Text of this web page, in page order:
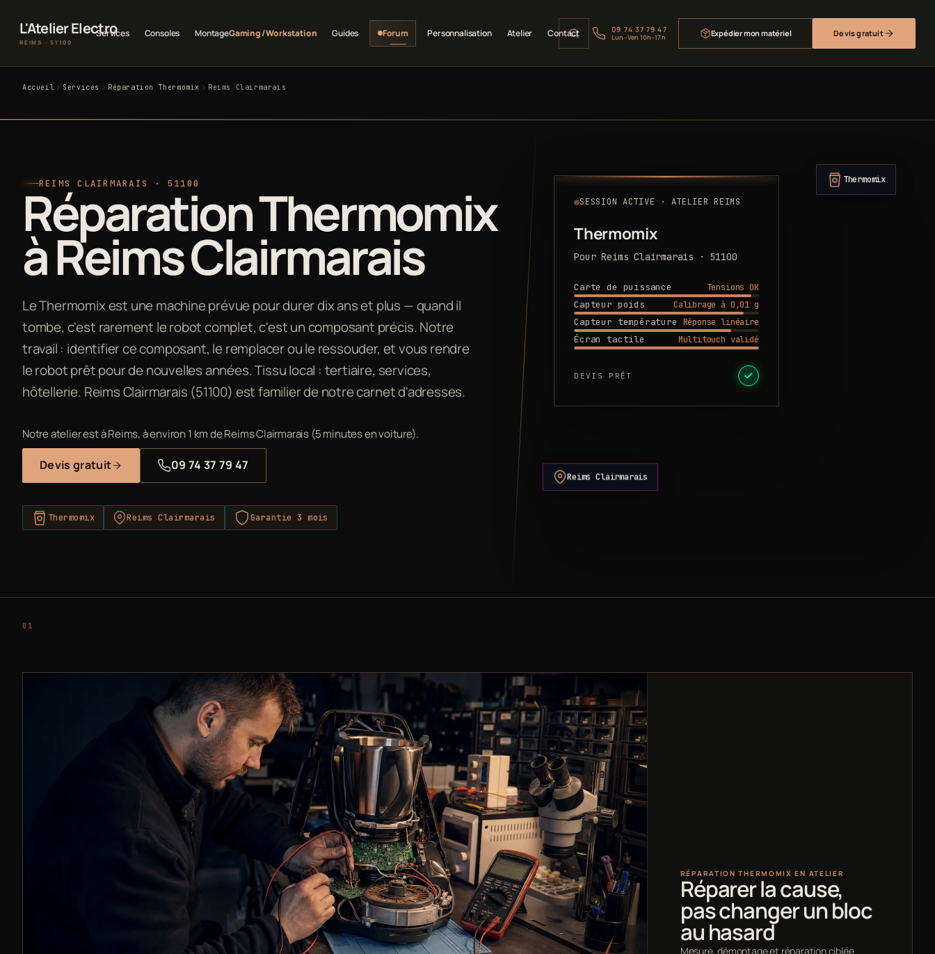
L'Atelier Electro
REIMS · 51100
Services Consoles MontageGaming / Workstation Guides Forum Personnalisation Atelier Contact 09 74 37 79 47
Lun–Ven 10h–17h Expédier mon matériel Devis gratuit
Accueil Services Réparation Thermomix Reims Clairmarais
REIMS CLAIRMARAIS · 51100
Réparation Thermomix
à Reims Clairmarais
Le Thermomix est une machine prévue pour durer dix ans et plus — quand il
tombe, c'est rarement le robot complet, c'est un composant précis. Notre
travail : identifier ce composant, le remplacer ou le ressouder, et vous rendre
le robot prêt pour de nouvelles années. Tissu local : tertiaire, services,
hôtellerie. Reims Clairmarais (51100) est familier de notre carnet d'adresses.
Notre atelier est à Reims, à environ 1 km de Reims Clairmarais (5 minutes en voiture).
Devis gratuit 09 74 37 79 47
Thermomix Reims Clairmarais Garantie 3 mois
SESSION ACTIVE · ATELIER REIMS
Thermomix
Pour Reims Clairmarais · 51100
Carte de puissance
Tensions OK
Capteur poids
Calibrage à 0,01 g
Capteur température Réponse linéaire
Écran tactile
Multitouch validé
DEVIS PRÊT
Thermomix
Reims Clairmarais
RÉPARATION THERMOMIX EN ATELIER
Réparer la cause,
pas changer un bloc
au hasard
Mesure, démontage et réparation ciblée